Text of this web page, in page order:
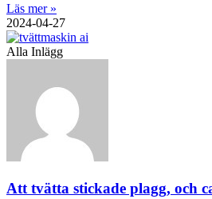
Läs mer »
2024-04-27
Alla Inlägg
Att tvätta stickade plagg, och